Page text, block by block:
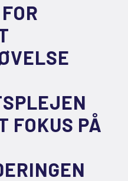
FOKUS PÅ